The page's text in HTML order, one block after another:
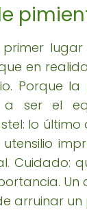
en
Porque la
a ser el
lo último
Cuidado:
Un
arruinar un